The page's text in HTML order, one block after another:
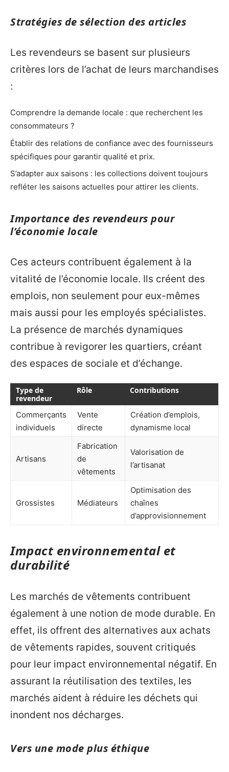
Stratégies de sélection des articles
Les revendeurs se basent sur plusieurs
critères lors de l’achat de leurs marchandises
:
Comprendre la demande locale : que recherchent les
consommateurs ?
Établir des relations de confiance avec des fournisseurs
spécifiques pour garantir qualité et prix.
S’adapter aux saisons : les collections doivent toujours
refléter les saisons actuelles pour attirer les clients.
Importance des revendeurs pour
l’économie locale
Ces acteurs contribuent également à la
vitalité de l’économie locale. Ils créent des
emplois, non seulement pour eux-mêmes
mais aussi pour les employés spécialistes.
La présence de marchés dynamiques
contribue à revigorer les quartiers, créant
des espaces de sociale et d’échange.
Type de
revendeur
Rôle Contributions
Commerçants
individuels
Vente
directe
Création d’emplois,
dynamisme local
Artisans
Fabrication
de
vêtements
Valorisation de
l’artisanat
Grossistes Médiateurs
Optimisation des
chaînes
d’approvisionnement
Impact environnemental et
durabilité
Les marchés de vêtements contribuent
également à une notion de mode durable. En
effet, ils offrent des alternatives aux achats
de vêtements rapides, souvent critiqués
pour leur impact environnemental négatif. En
assurant la réutilisation des textiles, les
marchés aident à réduire les déchets qui
inondent nos décharges.
Vers une mode plus éthique